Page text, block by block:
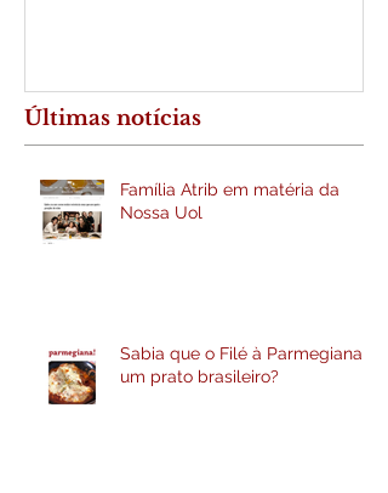
Últimas notícias
Família Atrib em matéria da
Nossa Uol
Sabia que o Filé à Parmegiana é
um prato brasileiro?